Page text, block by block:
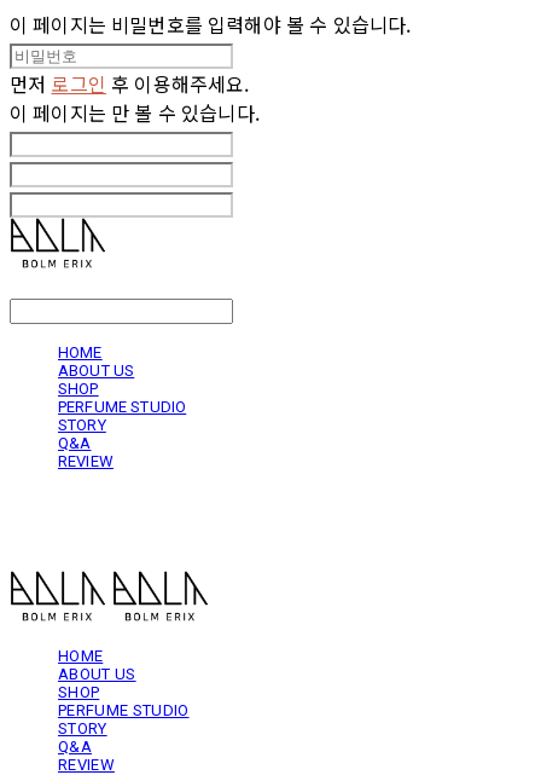
이 페이지는 비밀번호를 입력해야 볼 수 있습니다.
먼저 로그인 후 이용해주세요.
이 페이지는 만 볼 수 있습니다.
HOME
ABOUT US
SHOP
PERFUME STUDIO
STORY
Q&A
REVIEW
HOME
ABOUT US
SHOP
PERFUME STUDIO
STORY
Q&A
REVIEW